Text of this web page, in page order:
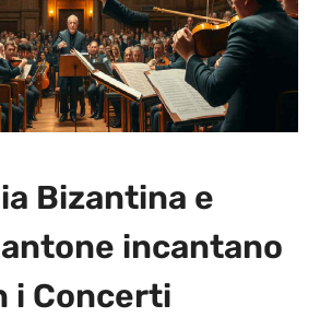
Bizantina e
incantano
i Concerti